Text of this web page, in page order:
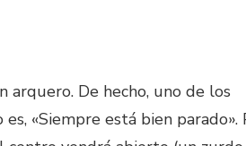
De hecho, uno de los
«Siempre está bien parado».